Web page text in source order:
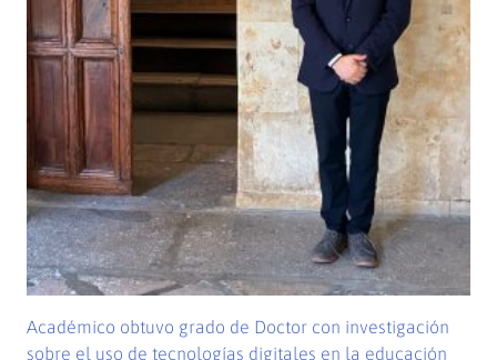
Académico obtuvo grado de Doctor con investigación
sobre el uso de tecnologías digitales en la educación